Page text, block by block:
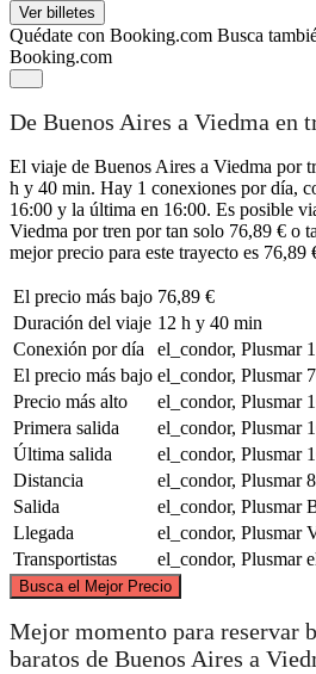
Ver billetes
Quédate con Booking.com Busca
Booking.com
De Buenos Aires a Viedma en
El viaje de Buenos Aires a Viedma por
h y 40 min. Hay 1 conexiones por día,
16:00 y la última en 16:00. Es posible
Viedma por tren por tan solo 76,89 € o
mejor precio para este trayecto es 76,89
El precio más bajo 76,89 €
Duración del viaje 12 h y 40 min
Conexión por día
el_condor, Plusmar 1
El precio más bajo el_condor, Plusmar
Precio más alto
el_condor, Plusmar
Primera salida
el_condor, Plusmar
Última salida
el_condor, Plusmar
Distancia
el_condor, Plusmar
Salida
el_condor, Plusmar
Llegada
el_condor, Plusmar
Transportistas
el_condor, Plusmar
Busca el Mejor Precio
©
Mejor momento para reservar
baratos de Buenos Aires a